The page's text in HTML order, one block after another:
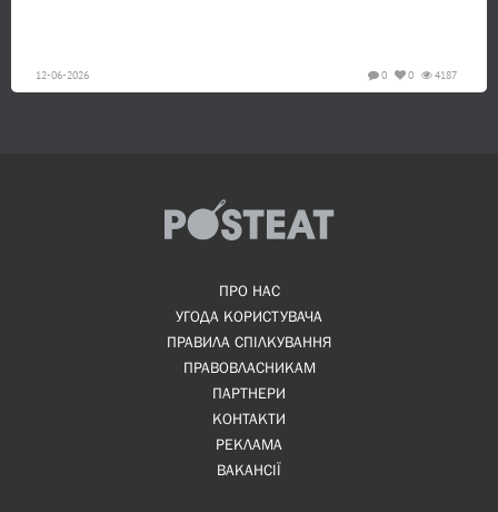
12-06-2026 4187
0
0
ПРО НАС
УГОДА КОРИСТУВАЧА
ПРАВИЛА СПІЛКУВАННЯ
ПРАВОВЛАСНИКАМ
ПАРТНЕРИ
КОНТАКТИ
РЕКЛАМА
ВАКАНСІЇ